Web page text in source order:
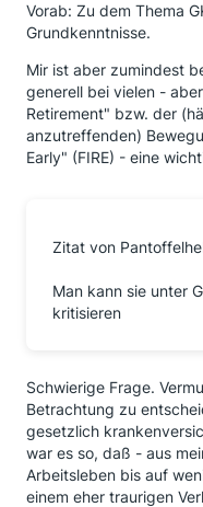
Vorab: Zu dem Thema
Grundkenntnisse.
Mir ist aber zumindest
generell bei vielen -
Retirement" bzw. der
anzutreffenden)
Early" (FIRE) - eine
Zitat von
Man kann sie unter
kritisieren
Schwierige Frage.
Betrachtung zu
gesetzlich
war es so, daß - aus
Arbeitsleben bis auf
einem eher traurigen